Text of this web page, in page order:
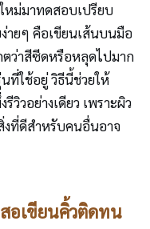
หม่มาทดสอบเปรียบ
ายๆ คือเขียนเส้นบนมือ
ตว่าสีซีดหรือหลุดไปมาก
ที่ใช้อยู่ วิธีนี้ช่วยให้
วิวอย่างเดียว เพราะผิว
ที่ดีสำหรับคนอื่นอาจ
อเขียนคิ้วติดทน